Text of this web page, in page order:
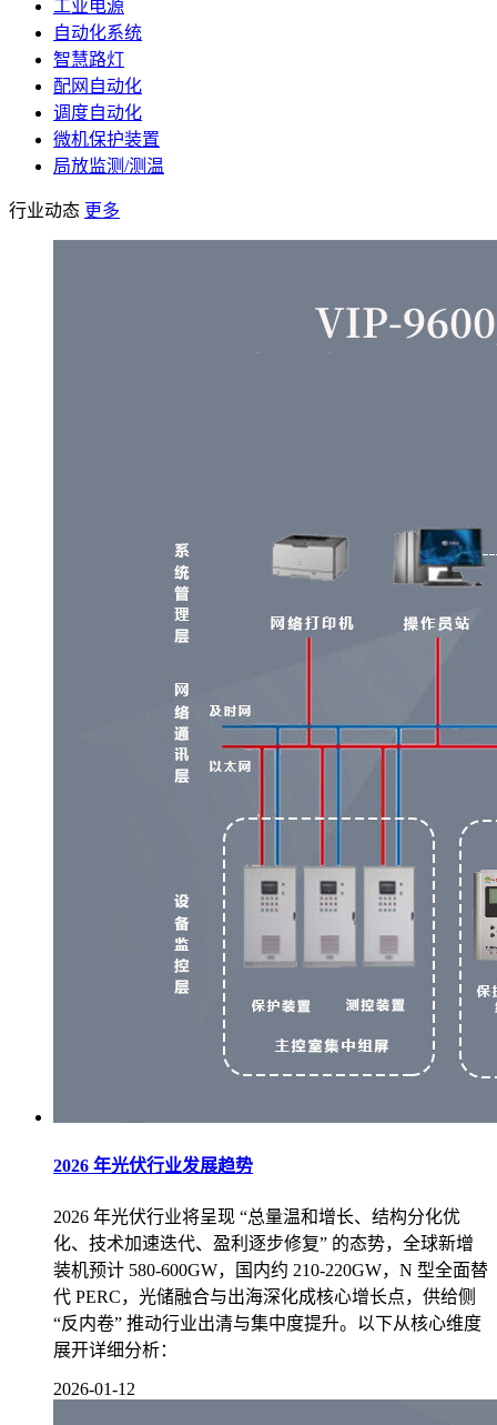
工业电源
自动化系统
智慧路灯
配网自动化
调度自动化
微机保护装置
局放监测/测温
行业动态 更多
2026 年光伏行业发展趋势
2026 年光伏行业将呈现 “总量温和增长、结构分化优
化、技术加速迭代、盈利逐步修复” 的态势，全球新增
装机预计 580-600GW，国内约 210-220GW，N 型全面替
代 PERC，光储融合与出海深化成核心增长点，供给侧
“反内卷” 推动行业出清与集中度提升。以下从核心维度
展开详细分析：
2026-01-12